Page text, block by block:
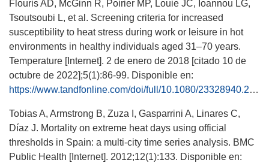
Flouris AD, McGinn R, Poirier MP, Louie JC, Ioannou LG,
Tsoutsoubi L, et al. Screening criteria for increased
susceptibility to heat stress during work or leisure in hot
environments in healthy individuals aged 31–70 years.
Temperature [Internet]. 2 de enero de 2018 [citado 10 de
octubre de 2022];5(1):86-99. Disponible en:
https://www.tandfonline.com/doi/full/10.1080/23328940.2017.1381800
Tobias A, Armstrong B, Zuza I, Gasparrini A, Linares C,
Díaz J. Mortality on extreme heat days using official
thresholds in Spain: a multi-city time series analysis. BMC
Public Health [Internet]. 2012;12(1):133. Disponible en: